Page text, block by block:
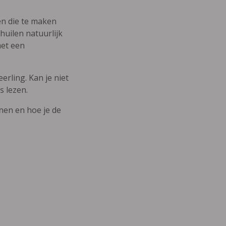
die te maken
natuurlijk
een
Kan je niet
lezen.
en hoe je de